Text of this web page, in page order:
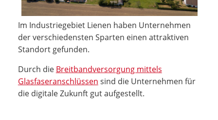
Im Industriegebiet Lienen haben Unternehmen
der verschiedensten Sparten einen attraktiven
Standort gefunden.
Durch die Breitbandversorgung mittels
Glasfaseranschlüssen sind die Unternehmen für
die digitale Zukunft gut aufgestellt.